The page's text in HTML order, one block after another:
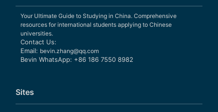
Your Ultimate Guide to Studying in China. Comprehensive
resources for international students applying to Chinese
universities.
Contact Us:
Email: bevin.zhang@qq.com
Bevin WhatsApp: +86 186 7550 8982
Sites